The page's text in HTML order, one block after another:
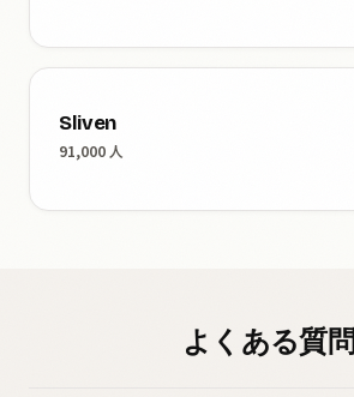
Sliven
91,000 人
よくある質問